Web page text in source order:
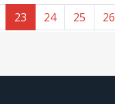
23 24 25 26